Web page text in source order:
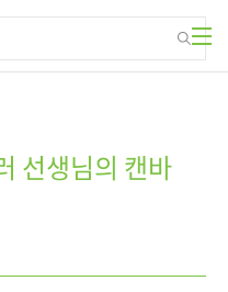
선생님의 캔바